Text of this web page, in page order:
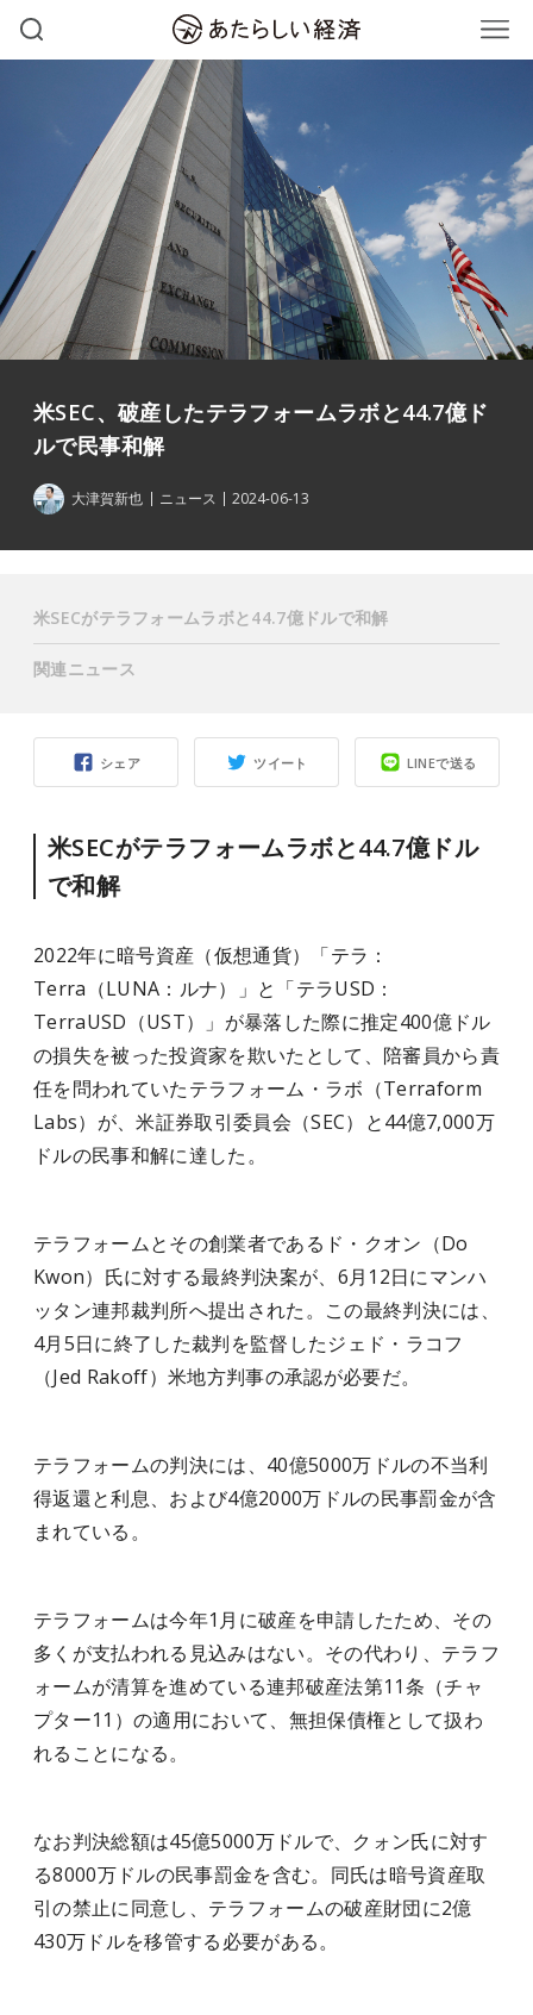
米SEC、破産したテラフォームラボと44.7億ド
ルで民事和解
大津賀新也 ニュース 2024-06-13
シェア ツイート LINEで送る
米SECがテラフォームラボと44.7億ドル
で和解
2022年に暗号資産（仮想通貨）「テラ：
Terra（LUNA：ルナ）」と「テラUSD：
TerraUSD（UST）」が暴落した際に推定400億ドル
の損失を被った投資家を欺いたとして、陪審員から責
任を問われていたテラフォーム・ラボ（Terraform
Labs）が、米証券取引委員会（SEC）と44億7,000万
ドルの民事和解に達した。
テラフォームとその創業者であるド・クオン（Do
Kwon）氏に対する最終判決案が、6月12日にマンハ
ッタン連邦裁判所へ提出された。この最終判決には、
4月5日に終了した裁判を監督したジェド・ラコフ
（Jed Rakoff）米地方判事の承認が必要だ。
テラフォームの判決には、40億5000万ドルの不当利
得返還と利息、および4億2000万ドルの民事罰金が含
まれている。
テラフォームは今年1月に破産を申請したため、その
多くが支払われる見込みはない。その代わり、テラフ
ォームが清算を進めている連邦破産法第11条（チャ
プター11）の適用において、無担保債権として扱わ
れることになる。
なお判決総額は45億5000万ドルで、クォン氏に対す
る8000万ドルの民事罰金を含む。同氏は暗号資産取
引の禁止に同意し、テラフォームの破産財団に2億
430万ドルを移管する必要がある。
米SECがテラフォームラボと44.7億ドルで和解
関連ニュース